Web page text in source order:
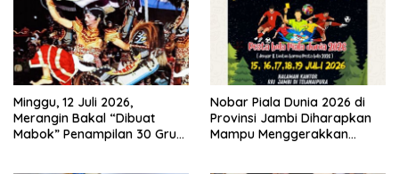
Minggu, 12 Juli 2026,
Merangin Bakal “Dibuat
Mabok” Penampilan 30 Grup
Nobar Piala Dunia 2026 di
Provinsi Jambi Diharapkan
Mampu Menggerakkan